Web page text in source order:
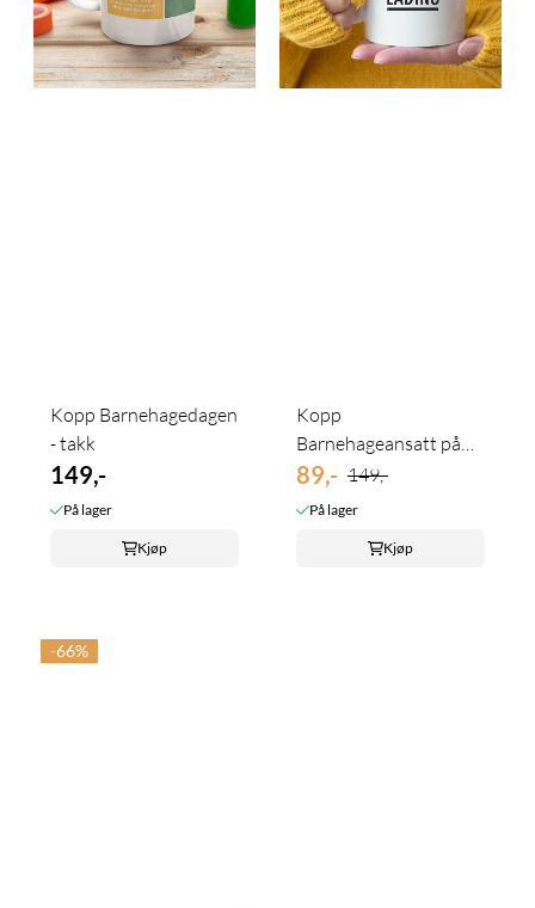
Kopp Barnehagedagen
- takk
149,-
På lager
Kjøp
Kopp
Barnehageansatt på
lading
89,- 149,-
På lager
Kjøp
-66%